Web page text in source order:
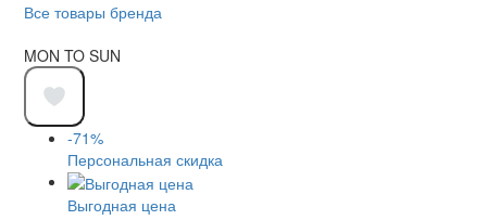
Все товары бренда
MON TO SUN
-71%
Персональная скидка
Выгодная цена